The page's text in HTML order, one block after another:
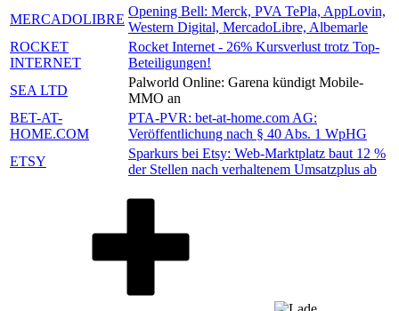
MERCADOLIBRE
Opening Bell: Merck, PVA TePla, AppLovin,
Western Digital, MercadoLibre, Albemarle
ROCKET
INTERNET
Rocket Internet - 26% Kursverlust trotz Top-
Beteiligungen!
SEA LTD
Palworld Online: Garena kündigt Mobile-
MMO an
BET-AT-
HOME.COM
PTA-PVR: bet-at-home.com AG:
Veröffentlichung nach § 40 Abs. 1 WpHG
ETSY
Sparkurs bei Etsy: Web-Marktplatz baut 12 %
der Stellen nach verhaltenem Umsatzplus ab